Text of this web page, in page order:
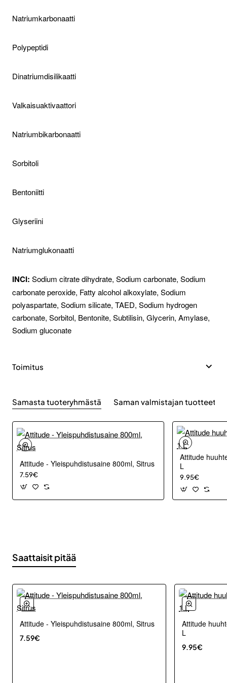
Natriumkarbonaatti
Polypeptidi
Dinatriumdisilikaatti
Valkaisuaktivaattori
Natriumbikarbonaatti
Sorbitoli
Bentoniitti
Glyseriini
Natriumglukonaatti
INCI: Sodium citrate dihydrate, Sodium carbonate, Sodium
carbonate peroxide, Fatty alcohol alkoxylate, Sodium
polyaspartate, Sodium silicate, TAED, Sodium hydrogen
carbonate, Sorbitol, Bentonite, Subtilisin, Glycerin, Amylase,
Sodium gluconate
Toimitus
Samasta tuoteryhmästä Saman valmistajan tuotteet
Attitude - Yleispuhdistusaine 800ml, Sitrus
7.59€
Attitude
L
9.95€
Saattaisit pitää
Attitude - Yleispuhdistusaine 800ml, Sitrus
7.59€
Attitude
L
9.95€